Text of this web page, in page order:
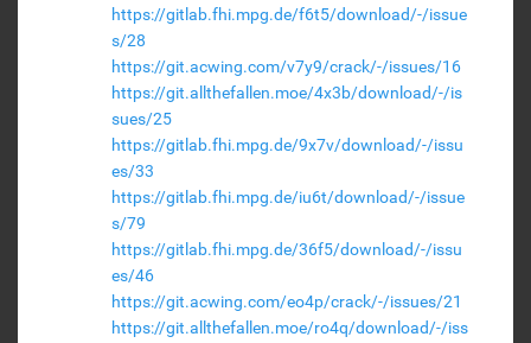
https://gitlab.fhi.mpg.de/f6t5/download/-/issue
s/28
https://git.acwing.com/v7y9/crack/-/issues/16
https://git.allthefallen.moe/4x3b/download/-/is
sues/25
https://gitlab.fhi.mpg.de/9x7v/download/-/issu
es/33
https://gitlab.fhi.mpg.de/iu6t/download/-/issue
s/79
https://gitlab.fhi.mpg.de/36f5/download/-/issu
es/46
https://git.acwing.com/eo4p/crack/-/issues/21
https://git.allthefallen.moe/ro4q/download/-/iss